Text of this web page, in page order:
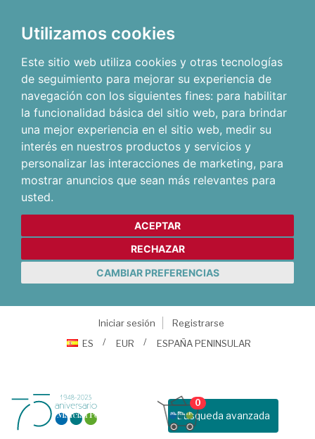
Utilizamos cookies
Este sitio web utiliza cookies y otras tecnologías
de seguimiento para mejorar su experiencia de
navegación con los siguientes fines: para habilitar
la funcionalidad básica del sitio web, para brindar
una mejor experiencia en el sitio web, medir su
interés en nuestros productos y servicios y
personalizar las interacciones de marketing, para
mostrar anuncios que sean más relevantes para
usted.
ACEPTAR
RECHAZAR
CAMBIAR PREFERENCIAS
Iniciar sesión
Registrarse
ES
EUR ESPAÑA PENINSULAR
Busqueda avanzada
0